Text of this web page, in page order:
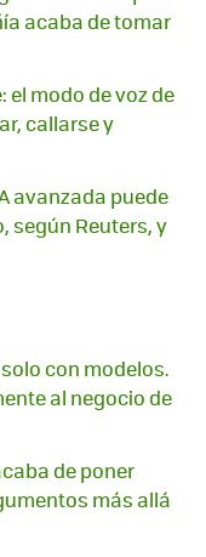
acaba de tomar
el modo de voz de
callarse y
avanzada puede
según Reuters, y
con modelos.
al negocio de
de poner
más allá